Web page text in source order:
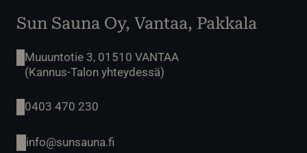
Sun Sauna Oy, Vantaa, Pakkala
Muuuntotie 3, 01510 VANTAA
(Kannus-Talon yhteydessä)
0403 470 230
info@sunsauna.fi